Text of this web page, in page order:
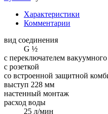
Характеристики
Комментарии
вид соединения
G ½
с переключателем
с розеткой
со встроенной защитной
выступ 228 мм
настенный монтаж
расход воды
25 л/мин